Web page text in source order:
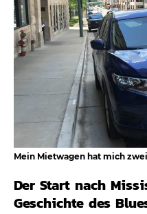
Mein Mietwagen hat mich
Der Start nach
Geschichte des